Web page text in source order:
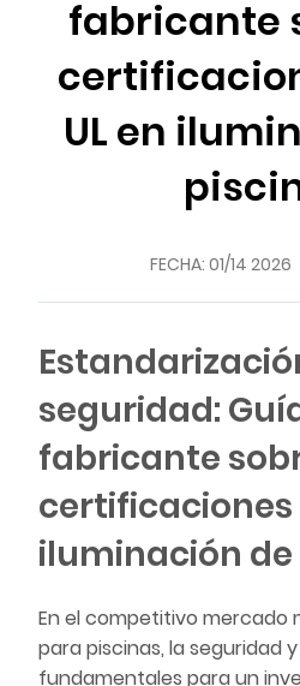
fabricante
UL en
FECHA: 01/14 2026
seguridad:
fabricante
certificaciones
iluminación
En el competitivo mercado
para piscinas, la seguridad
fundamentales para un